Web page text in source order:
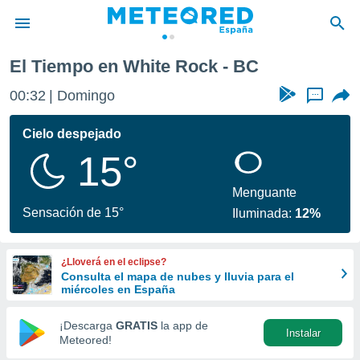
de
por
se
calidad.
a este
las
y
forma
digital
basada
El Tiempo en White Rock - BC
00:32 Domingo ...
Cielo despejado
15°
Sensación de 15°
Menguante
Iluminada: 12%
¿Lloverá en el eclipse?
Consulta el mapa de nubes y lluvia para el
miércoles en España
¡Descarga GRATIS la app de
Meteored!
Instalar